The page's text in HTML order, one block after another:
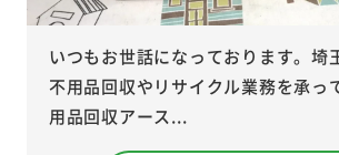
いつもお世話になっております。埼
不用品回収やリサイクル業務を承っ
用品回収アース...